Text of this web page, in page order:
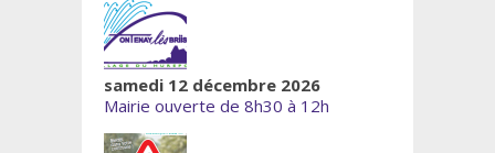
samedi 12 décembre 2026
Mairie ouverte de 8h30 à 12h